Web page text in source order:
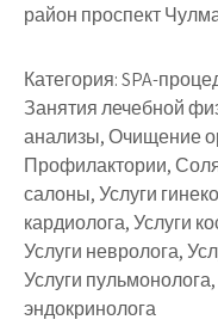
район проспект
Категория:SPA-
Занятия лечебной
анализы, Очищение
Профилактории,
салоны, Услуги
кардиолога, Услуги
Услуги невролога,
Услуги
эндокринолога